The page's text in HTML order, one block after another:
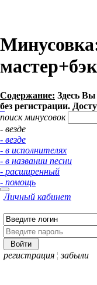
Содержание: Здесь
без регистрации.
поиск минусовок
- везде
- везде
- в исполнителях
- в названии песни
- расширенный
- помощь
Личный кабинет
регистрация ¦ забыли